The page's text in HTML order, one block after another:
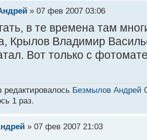
» 07 фев 2007 03:06
в те времена там
Крылов Владимир
Вот только с
Безмылов Андрей
1 раз.
» 07 фев 2007 21:03